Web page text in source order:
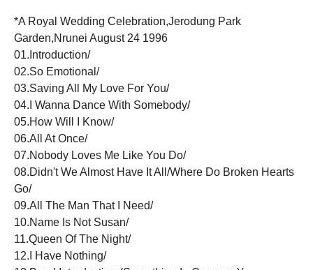
*A Royal Wedding Celebration,Jerodung Park
Garden,Nrunei August 24 1996
01.Introduction/
02.So Emotional/
03.Saving All My Love For You/
04.I Wanna Dance With Somebody/
05.How Will I Know/
06.All At Once/
07.Nobody Loves Me Like You Do/
08.Didn't We Almost Have It All/Where Do Broken Hearts
Go/
09.All The Man That I Need/
10.Name Is Not Susan/
11.Queen Of The Night/
12.I Have Nothing/